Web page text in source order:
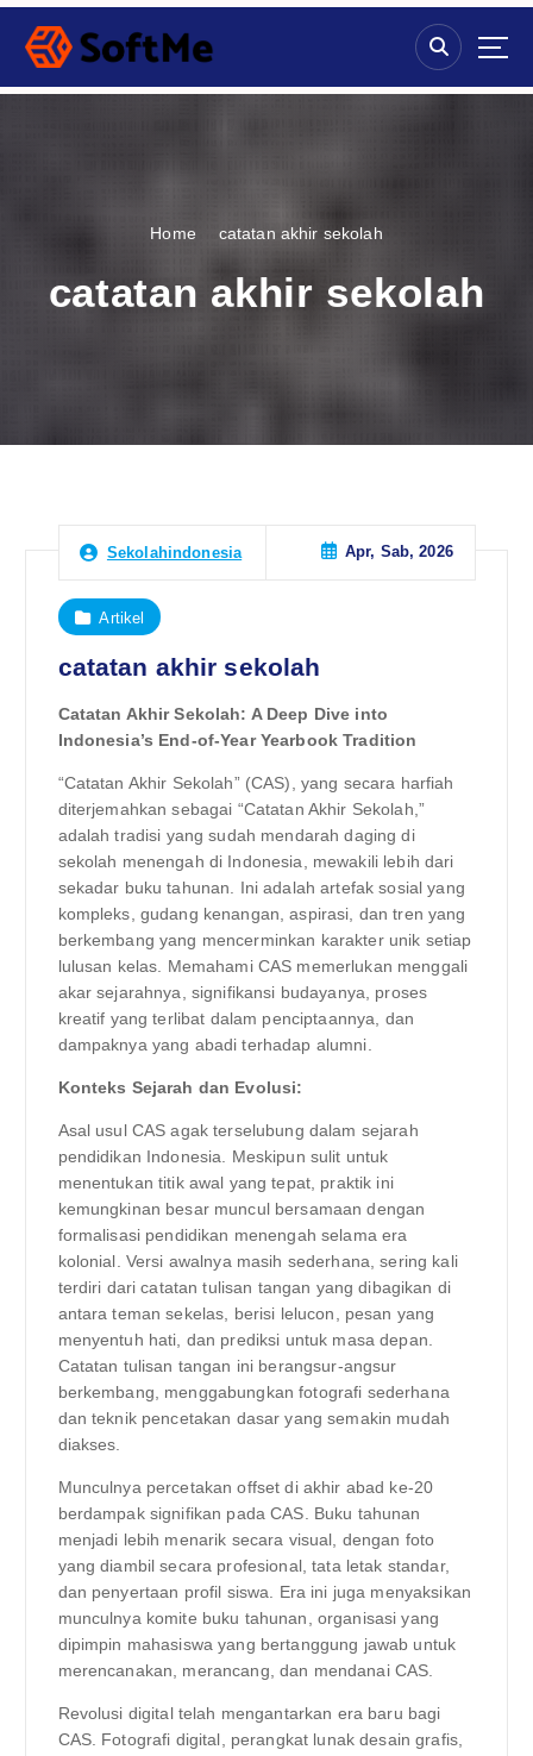
S
p
Home catatan akhir sekolah
catatan akhir sekolah
Sekolahindonesia Apr, Sab, 2026
Artikel
catatan akhir sekolah
Catatan Akhir Sekolah: A Deep Dive into
Indonesia’s End-of-Year Yearbook Tradition
“Catatan Akhir Sekolah” (CAS), yang secara harfiah
diterjemahkan sebagai “Catatan Akhir Sekolah,”
adalah tradisi yang sudah mendarah daging di
sekolah menengah di Indonesia, mewakili lebih dari
sekadar buku tahunan. Ini adalah artefak sosial yang
kompleks, gudang kenangan, aspirasi, dan tren yang
berkembang yang mencerminkan karakter unik setiap
lulusan kelas. Memahami CAS memerlukan menggali
akar sejarahnya, signifikansi budayanya, proses
kreatif yang terlibat dalam penciptaannya, dan
dampaknya yang abadi terhadap alumni.
Konteks Sejarah dan Evolusi:
Asal usul CAS agak terselubung dalam sejarah
pendidikan Indonesia. Meskipun sulit untuk
menentukan titik awal yang tepat, praktik ini
kemungkinan besar muncul bersamaan dengan
formalisasi pendidikan menengah selama era
kolonial. Versi awalnya masih sederhana, sering kali
terdiri dari catatan tulisan tangan yang dibagikan di
antara teman sekelas, berisi lelucon, pesan yang
menyentuh hati, dan prediksi untuk masa depan.
Catatan tulisan tangan ini berangsur-angsur
berkembang, menggabungkan fotografi sederhana
dan teknik pencetakan dasar yang semakin mudah
diakses.
Munculnya percetakan offset di akhir abad ke-20
berdampak signifikan pada CAS. Buku tahunan
menjadi lebih menarik secara visual, dengan foto
yang diambil secara profesional, tata letak standar,
dan penyertaan profil siswa. Era ini juga menyaksikan
munculnya komite buku tahunan, organisasi yang
dipimpin mahasiswa yang bertanggung jawab untuk
merencanakan, merancang, dan mendanai CAS.
Revolusi digital telah mengantarkan era baru bagi
CAS. Fotografi digital, perangkat lunak desain grafis,